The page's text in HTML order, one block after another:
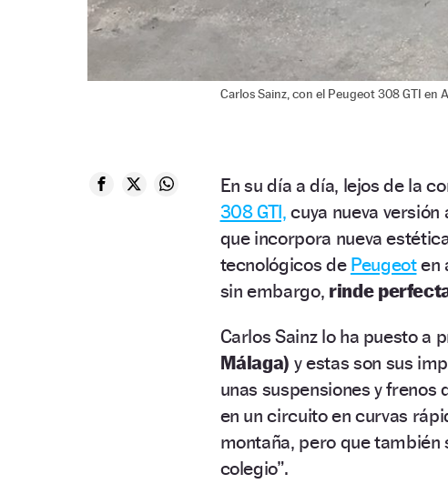
Carlos Sainz, con el Peugeot 308 GTI en
En su día a día, lejos de la
308 GTI, cuya nueva
que incorpora nueva
tecnológicos de Peugeoten
sin embargo, rinde
Carlos Sainz lo ha puesto a
Málaga) y estas son sus
unas suspensiones y
en un circuito en curvas
montaña, pero que
colegio”.